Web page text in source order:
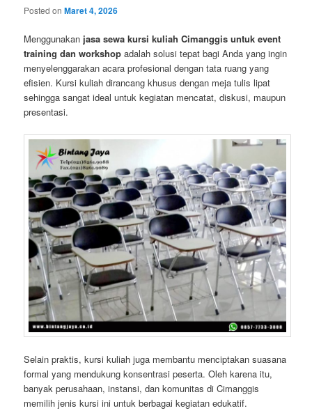
Posted onMaret 4, 2026
Menggunakan jasa sewa kursi kuliah Cimanggis untuk event
training dan workshop adalah solusi tepat bagi Anda yang ingin
menyelenggarakan acara profesional dengan tata ruang yang
efisien. Kursi kuliah dirancang khusus dengan meja tulis lipat
sehingga sangat ideal untuk kegiatan mencatat, diskusi, maupun
presentasi.
Selain praktis, kursi kuliah juga membantu menciptakan suasana
formal yang mendukung konsentrasi peserta. Oleh karena itu,
banyak perusahaan, instansi, dan komunitas di Cimanggis
memilih jenis kursi ini untuk berbagai kegiatan edukatif.